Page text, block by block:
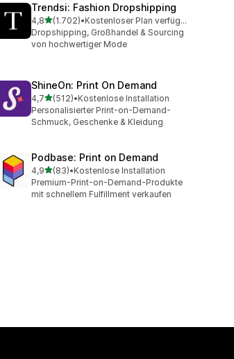
Trendsi: Fashion Dropshipping
4,8von 5 Sternen
(1.702)
1702 Rezensionen insgesamt
•
Kostenloser Plan verfügbar
Dropshipping, Großhandel & Sourcing
von hochwertiger Mode
ShineOn: Print On Demand
4,7von 5 Sternen
(512)
512 Rezensionen insgesamt
•Kostenlose Installation
Personalisierter Print-on-Demand-
Schmuck, Geschenke & Kleidung
Podbase: Print on Demand
4,9von 5 Sternen
(83)
83 Rezensionen insgesamt
•Kostenlose Installation
Premium-Print-on-Demand-Produkte
mit schnellem Fulfillment verkaufen